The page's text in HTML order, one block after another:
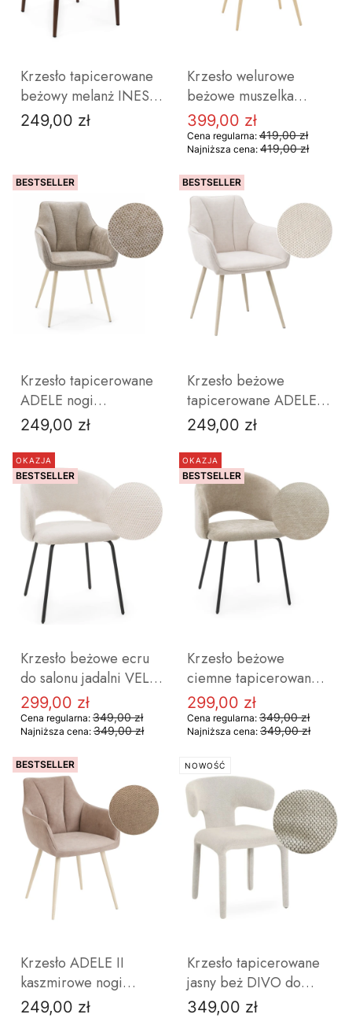
Krzesło tapicerowane
beżowy melanż INES
nowoczesne krzesło do
jadalni metalowe nogi
Cena
249,00 zł
DO KOSZYKA
Krzesło welurowe
beżowe muszelka
SHELL kaszmirowe
nogi do salonu jadalni
toaletki
Cena promocyjna
399,00 zł
Cena regularna: 419,00 zł
Najniższa cena: 419,00 zł
DO KOSZYKA
BESTSELLER
Krzesło tapicerowane
ADELE nogi
kaszmirowe beż
ciemny do salonu
jadalni
Cena
249,00 zł
BESTSELLER
Krzesło beżowe
tapicerowane ADELE
kaszmirowe nogi do
salonu jadalni
Cena
249,00 zł
OKAZJA
BESTSELLER
Krzesło beżowe ecru
do salonu jadalni VELO
na czarnych nogach
Cena promocyjna
299,00 zł
Cena regularna: 349,00 zł
Najniższa cena: 349,00 zł
DO KOSZYKA
OKAZJA
BESTSELLER
Krzesło beżowe
ciemne tapicerowane
na czarnych nogach do
salonu
Cena promocyjna
299,00 zł
Cena regularna: 349,00 zł
Najniższa cena: 349,00 zł
DO KOSZYKA
BESTSELLER
Krzesło ADELE II
kaszmirowe nogi
ciemny beż do jadalni
Cena
249,00 zł
NOWOŚĆ
Krzesło tapicerowane
jasny beż DIVO do
salonu jadalni styl
Cena
349,00 zł